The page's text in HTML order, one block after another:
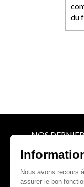
du
NOS
Le joug léger
Pour une
collectivités